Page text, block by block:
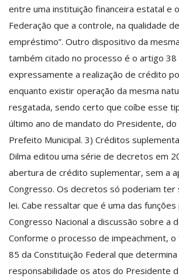
entre uma instituição financeira estatal e
Federação que a controle, na qualidade
empréstimo”. Outro dispositivo da
também citado no processo é o artigo 38
expressamente a realização de crédito
enquanto existir operação da mesma
resgatada, sendo certo que coíbe esse
último ano de mandato do Presidente,
Prefeito Municipal. 3) Créditos
Dilma editou uma série de decretos em
abertura de crédito suplementar, sem a
Congresso. Os decretos só poderiam
lei. Cabe ressaltar que é uma das funções
Congresso Nacional a discussão sobre a
Conforme o processo de impeachment,
85 da Constituição Federal que
responsabilidade os atos do Presidente